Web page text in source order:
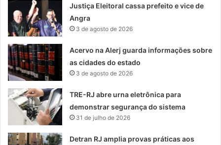
Justiça Eleitoral cassa prefeito e vice de
Angra
3 de agosto de 2026
Acervo na Alerj guarda informações sobre
as cidades do estado
3 de agosto de 2026
TRE-RJ abre urna eletrônica para
demonstrar segurança do sistema
31 de julho de 2026
Detran RJ amplia provas práticas aos